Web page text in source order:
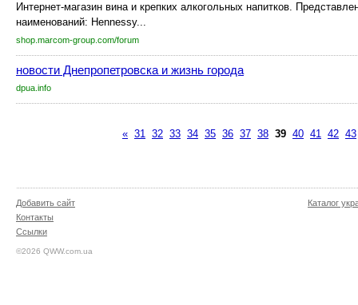
Интернет-магазин вина и крепких алкогольных напитков.
наименований: Hennessy...
shop.marcom-group.com/forum
новости Днепропетровска и жизнь города
dpua.info
« 31 32 33 34 35 36 37 38 39 40 41 42 43
Добавить сайт
Контакты
Ссылки
©2026 QWW.com.ua
Каталог